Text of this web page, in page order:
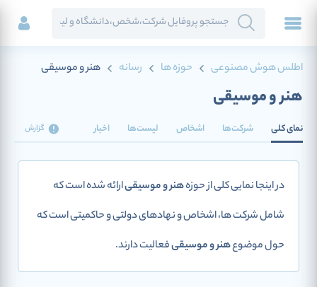
اطلس هوش مصنوعی حوزه ها رسانه هنر و موسیقی
هنر و موسیقی
نمای کلی شرکت‌ها اشخاص لیست‌ها اخبار گزارش
در اینجا نمایی کلی از حوزههنر و موسیقیارائه شده است که
شامل شرکت ها، اشخاص و نهادهای دولتی و حاکمیتی است که
حول موضوعهنر و موسیقیفعالیت دارند.